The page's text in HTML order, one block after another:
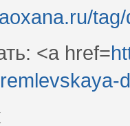
<a href=